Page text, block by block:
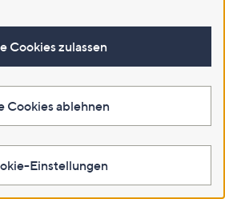
Cookies zulassen
Cookies ablehnen
Einstellungen